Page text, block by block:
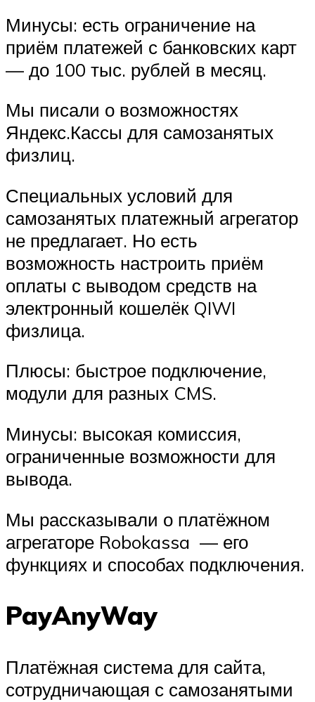
Минусы: есть ограничение на
приём платежей с банковских карт
— до 100 тыс. рублей в месяц.
Мы писали о возможностях
Яндекс.Кассы для самозанятых
физлиц.
Специальных условий для
самозанятых платежный агрегатор
не предлагает. Но есть
возможность настроить приём
оплаты с выводом средств на
электронный кошелёк QIWI
физлица.
Плюсы: быстрое подключение,
модули для разных CMS.
Минусы: высокая комиссия,
ограниченные возможности для
вывода.
Мы рассказывали о платёжном
агрегаторе Robokassa — его
функциях и способах подключения.
PayAnyWay
Платёжная система для сайта,
сотрудничающая с самозанятыми